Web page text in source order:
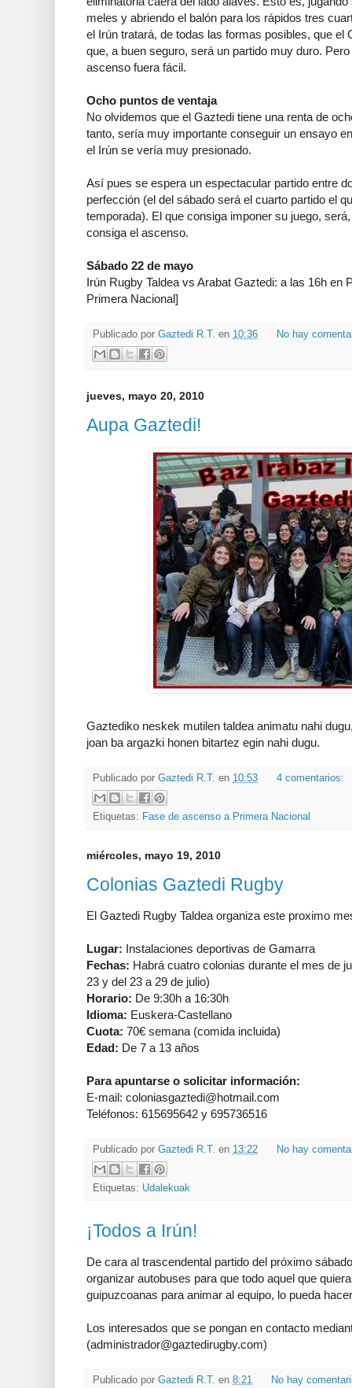
meles y abriendo el balón para los rápidos tres
el Irún tratará, de todas las formas posibles, que el
que, a buen seguro, será un partido muy duro.
ascenso fuera fácil.
Ocho puntos de ventaja
No olvidemos que el Gaztedi tiene una renta de
tanto, sería muy importante conseguir un ensayo
el Irún se vería muy presionado.
Así pues se espera un espectacular partido entre
perfección (el del sábado será el cuarto partido el
temporada). El que consiga imponer su juego,
consiga el ascenso.
Sábado 22 de mayo
Irún Rugby Taldea vs Arabat Gaztedi: a las 16h en
Primera Nacional]
Publicado por Gaztedi R.T. en 10:36 No hay
jueves, mayo 20, 2010
Aupa Gaztedi!
Gaztediko neskek mutilen taldea animatu nahi
joan ba argazki honen bitartez egin nahi dugu.
Publicado por Gaztedi R.T. en 10:53 4 comentarios:
Etiquetas: Fase de ascenso a Primera Nacional
miércoles, mayo 19, 2010
Colonias Gaztedi Rugby
El Gaztedi Rugby Taldea organiza este proximo
Lugar: Instalaciones deportivas de Gamarra
Fechas: Habrá cuatro colonias durante el mes de
23 y del 23 a 29 de julio)
Horario: De 9:30h a 16:30h
Idioma: Euskera-Castellano
Cuota: 70€ semana (comida incluida)
Edad: De 7 a 13 años
Para apuntarse o solicitar información:
E-mail: coloniasgaztedi@hotmail.com
Teléfonos: 615695642 y 695736516
Publicado por Gaztedi R.T. en 13:22 No hay
Etiquetas: Udalekuak
¡Todos a Irún!
De cara al trascendental partido del próximo
organizar autobuses para que todo aquel que
guipuzcoanas para animar al equipo, lo pueda
Los interesados que se pongan en contacto
(administrador@gaztedirugby.com)
Publicado por Gaztedi R.T. en 8:21 No hay